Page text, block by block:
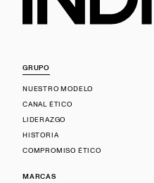
GRUPO
NUESTRO MODELO
CANAL ÉTICO
LIDERAZGO
HISTORIA
COMPROMISO ÉTICO
MARCAS